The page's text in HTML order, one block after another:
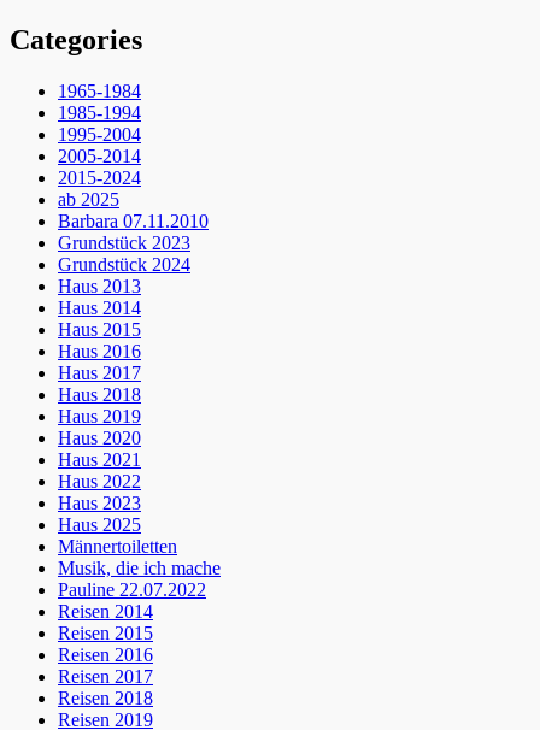
Categories
1965-1984
1985-1994
1995-2004
2005-2014
2015-2024
ab 2025
Barbara 07.11.2010
Grundstück 2023
Grundstück 2024
Haus 2013
Haus 2014
Haus 2015
Haus 2016
Haus 2017
Haus 2018
Haus 2019
Haus 2020
Haus 2021
Haus 2022
Haus 2023
Haus 2025
Männertoiletten
Musik, die ich mache
Pauline 22.07.2022
Reisen 2014
Reisen 2015
Reisen 2016
Reisen 2017
Reisen 2018
Reisen 2019